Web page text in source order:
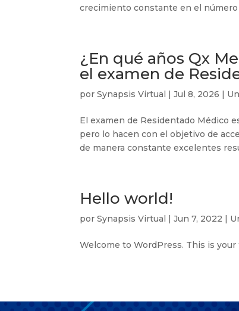
crecimiento constante en el número
¿En qué años Qx
el examen de
porSynapsis Virtual |Jul 8, 2026 |
El examen de Residentado Médico
pero lo hacen con el objetivo de
de manera constante excelentes
Hello world!
porSynapsis Virtual |Jun 7, 2022 |
Welcome to WordPress. This is